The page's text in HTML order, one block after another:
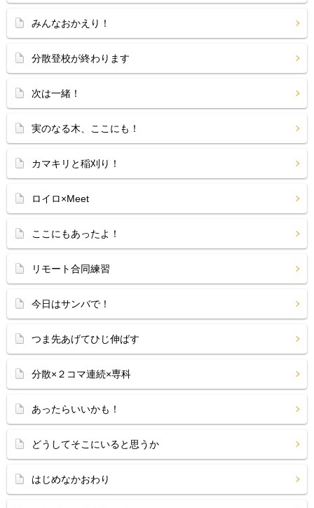
みんなおかえり！
分散登校が終わります
次は一緒！
実のなる木、ここにも！
カマキリと稲刈り！
ロイロ×Meet
ここにもあったよ！
リモート合同練習
今日はサンバで！
つま先あげてひじ伸ばす
分散×２コマ連続×専科
あったらいいかも！
どうしてそこにいると思うか
はじめなかおわり